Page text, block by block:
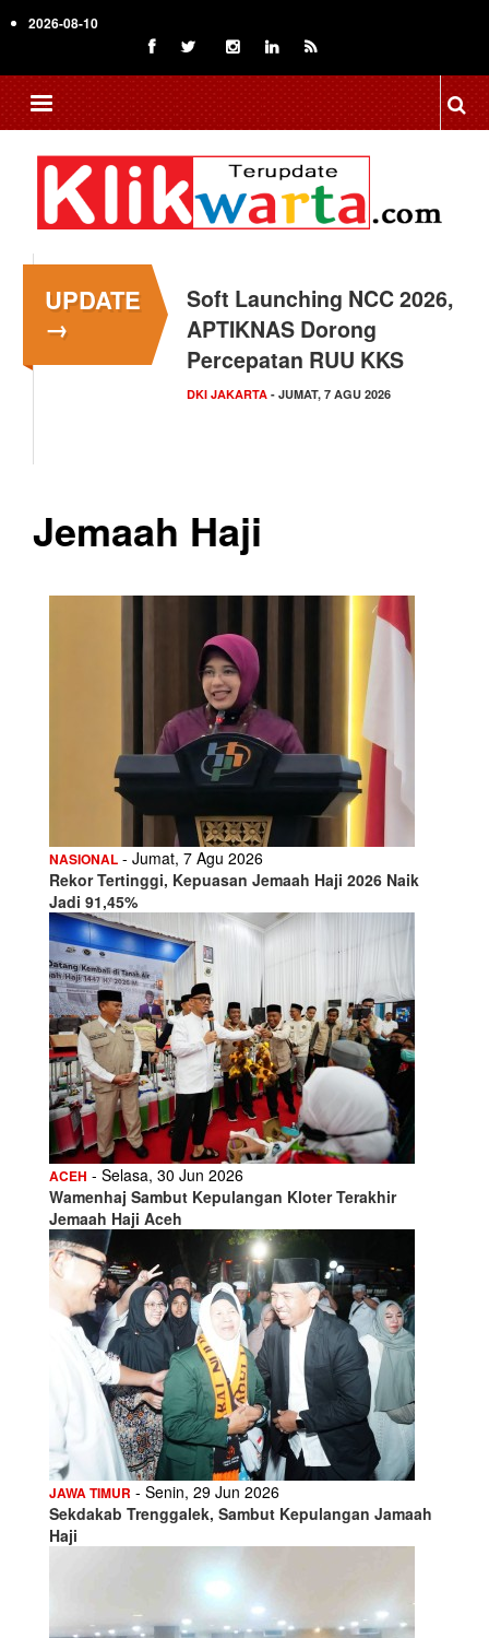
to
content
2026-08-10
UPDATE
→
Menkop Bawa Semangat
Koperasi ke Festival
Lembah Baliem Wamena
NASIONAL- JUMAT, 7 AGU 2026
Jemaah Haji
NASIONAL - Jumat, 7 Agu 2026
Rekor Tertinggi, Kepuasan Jemaah Haji 2026 Naik
Jadi 91,45%
ACEH - Selasa, 30 Jun 2026
Wamenhaj Sambut Kepulangan Kloter Terakhir
Jemaah Haji Aceh
JAWA TIMUR - Senin, 29 Jun 2026
Sekdakab Trenggalek, Sambut Kepulangan Jamaah
Haji